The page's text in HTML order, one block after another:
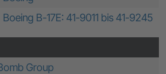
Boeing B-17E: 41-9011 bis 41-9245
Group